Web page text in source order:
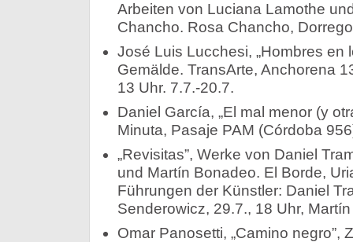
Arbeiten von Luciana Lamothe
Chancho. Rosa Chancho,
José Luis Lucchesi, „Hombres en
Gemälde. TransArte, Anchorena
13 Uhr. 7.7.-20.7.
Daniel García, „El mal menor (y
Minuta, Pasaje PAM (Córdoba
„Revisitas”, Werke von Daniel
und Martín Bonadeo. El Borde,
Führungen der Künstler: Daniel
Senderowicz, 29.7., 18 Uhr,
Omar Panosetti, „Camino negro”,